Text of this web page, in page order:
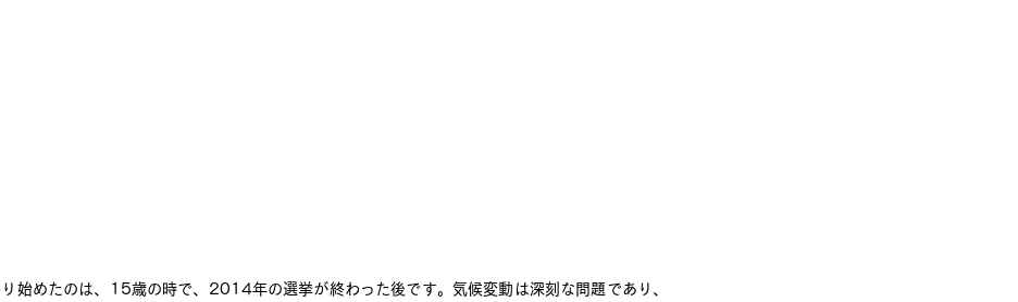
始めたのは、15歳の時で、2014年の選挙が終わった後です。気候変動は深刻な問題であり、